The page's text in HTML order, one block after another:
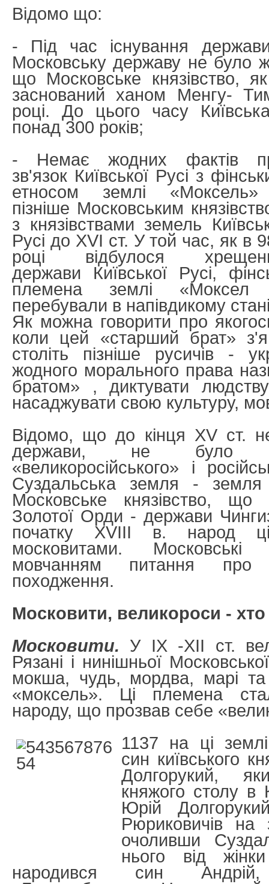
Відомо що:
- Під час існування
Московську державу не було
що Московське князівство,
заснований ханом Менгу-
році. До цього часу
понад 300 років;
- Немає жодних фактів
зв'язок Київської Русі з
етносом землі
пізніше Московським
з князівствами земель
Русі до XVI ст. У той час, як в
році відбулося
держави Київської Русі,
племена землі
перебували в напівдикому
Як можна говорити про
коли цей «старший брат»
століть пізніше русичів -
жодного морального права
братом» , диктувати
насаджувати свою культуру,
Відомо, що до кінця XV ст. не
держави, не було
«великоросійського» і
Суздальська земля -
Московське князівство,
Золотої Орди - держави
початку XVIII в. народ
московитами. Московські
мовчанням питання про
походження.
Московити, великороси -
Московити. У IX -XII ст.
Рязані і нинішньої
мокша, чудь, мордва, марі
«моксель». Ці племена
народу, що прозвав себе
1137 на ці
син київського
Долгорукий,
княжого столу в
Юрій
Рюриковичів
очоливши
нього від
народився син